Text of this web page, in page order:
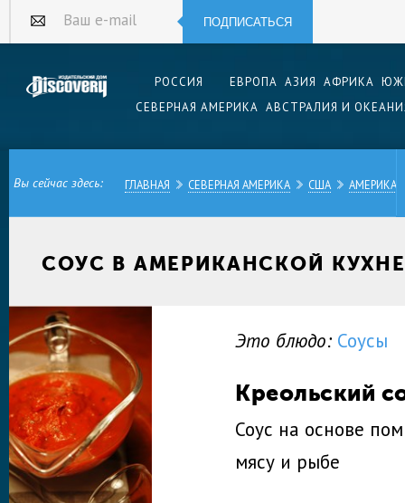
Ваш e-mail ПОДПИСАТЬСЯ
РОССИЯ ЕВРОПА АЗИЯ АФРИКА
СЕВЕРНАЯ АМЕРИКА АВСТРАЛИЯ И
Вы сейчас здесь: ГЛАВНАЯ СЕВЕРНАЯ АМЕРИКА США
СОУС В АМЕРИКАНСКОЙ КУХНЕ
Это блюдо: Соусы
Креольский
Соус на основе
мясу и рыбе